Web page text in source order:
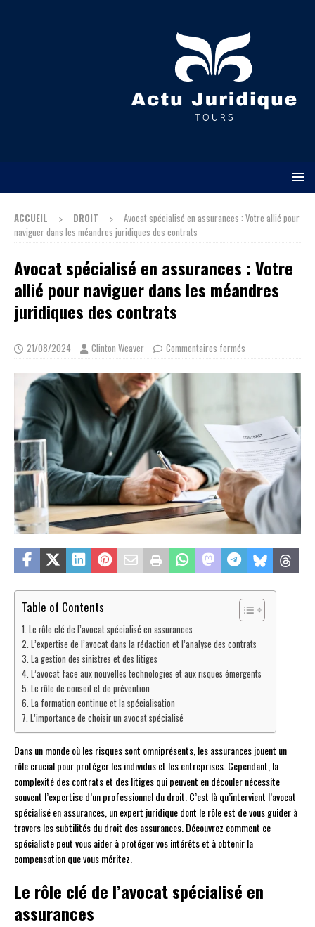
ACCUEIL DROIT
Avocat spécialisé en assurances : Votre allié pour
naviguer dans les méandres juridiques des contrats
Avocat spécialisé en assurances : Votre
allié pour naviguer dans les méandres
juridiques des contrats
21/08/2024 Clinton Weaver Commentaires fermés
Table of Contents
Le rôle clé de l’avocat spécialisé en assurances
L’expertise de l’avocat dans la rédaction et l’analyse des contrats
La gestion des sinistres et des litiges
L’avocat face aux nouvelles technologies et aux risques émergents
Le rôle de conseil et de prévention
La formation continue et la spécialisation
L’importance de choisir un avocat spécialisé
Dans un monde où les risques sont omniprésents, les assurances jouent un
rôle crucial pour protéger les individus et les entreprises. Cependant, la
complexité des contrats et des litiges qui peuvent en découler nécessite
souvent l’expertise d’un professionnel du droit. C’est là qu’intervient l’avocat
spécialisé en assurances, un expert juridique dont le rôle est de vous guider à
travers les subtilités du droit des assurances. Découvrez comment ce
spécialiste peut vous aider à protéger vos intérêts et à obtenir la
compensation que vous méritez.
Le rôle clé de l’avocat spécialisé en
assurances